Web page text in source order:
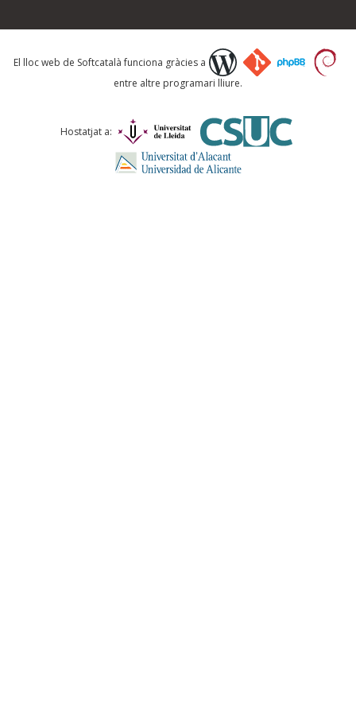
Què proposeu?
Comentari *
El lloc web de Softcatalà funciona gràcies a
entre altre programari lliure.
Hostatjat a: